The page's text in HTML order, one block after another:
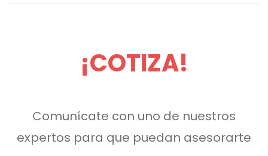
¡COTIZA!
Comunícate con uno de nuestros
expertos para que puedan asesorarte